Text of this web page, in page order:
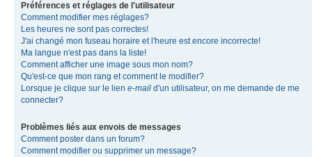
Préférences et réglages de l'utilisateur
Comment modifier mes réglages?
Les heures ne sont pas correctes!
J'ai changé mon fuseau horaire et l'heure est encore incorrecte!
Ma langue n'est pas dans la liste!
Comment afficher une image sous mon nom?
Qu'est-ce que mon rang et comment le modifier?
Lorsque je clique sur le lien e-mail d'un utilisateur, on me demande de me
connecter?
Problèmes liés aux envois de messages
Comment poster dans un forum?
Comment modifier ou supprimer un message?